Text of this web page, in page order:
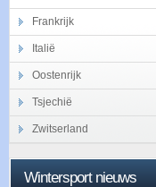
Frankrijk
Italië
Oostenrijk
Tsjechië
Zwitserland
Wintersport nieuws